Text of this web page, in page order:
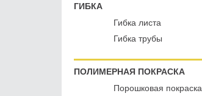
ГИБКА
Гибка листа
Гибка трубы
ПОЛИМЕРНАЯ ПОКРАСКА
Порошковая покраска